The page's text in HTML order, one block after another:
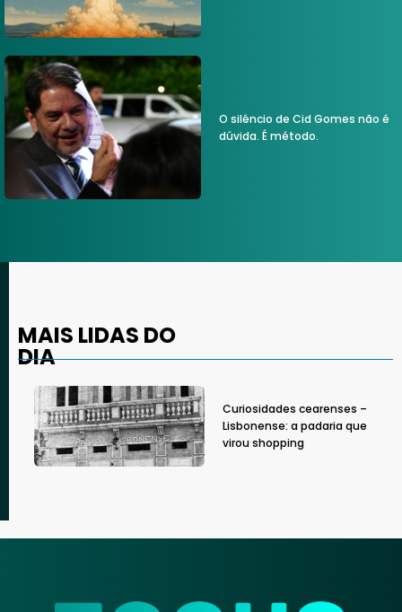
O silêncio de Cid Gomes não é
dúvida. É método.
MAIS LIDAS DO
DIA
Curiosidades cearenses –
Lisbonense: a padaria que
virou shopping